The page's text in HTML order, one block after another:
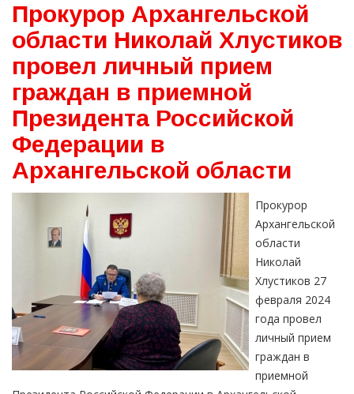
Прокурор Архангельской
области Николай Хлустиков
провел личный прием
граждан в приемной
Президента Российской
Федерации в
Архангельской области
Прокурор
Архангельской
области
Николай
Хлустиков 27
февраля 2024
года провел
личный прием
граждан в
приемной